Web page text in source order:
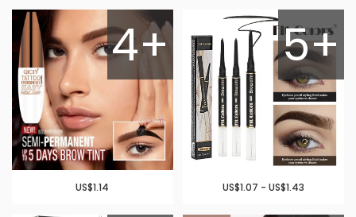
4+
US$1.14
5+
US$1.07 - US$1.43